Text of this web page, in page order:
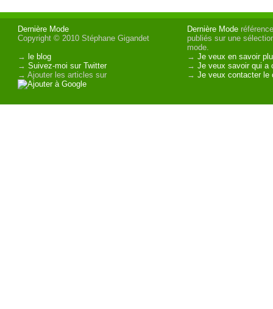
Dernière Mode
Copyright © 2010 Stéphane Gigandet
→le blog
→Suivez-moi sur Twitter
→ Ajouter les articles sur
Dernière Mode
publiés sur une
mode.
→Je veux en savoir
→Je veux savoir qui a
→Je veux contacter le